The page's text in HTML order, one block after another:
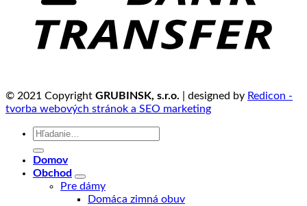
© 2021 Copyright GRUBINSK, s.r.o. | designed by Redicon -
tvorba webových stránok a SEO marketing
Hľadať:
Domov
Obchod
Pre dámy
Domáca zimná obuv